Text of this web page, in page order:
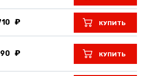
КУПИТЬ
КУПИТЬ